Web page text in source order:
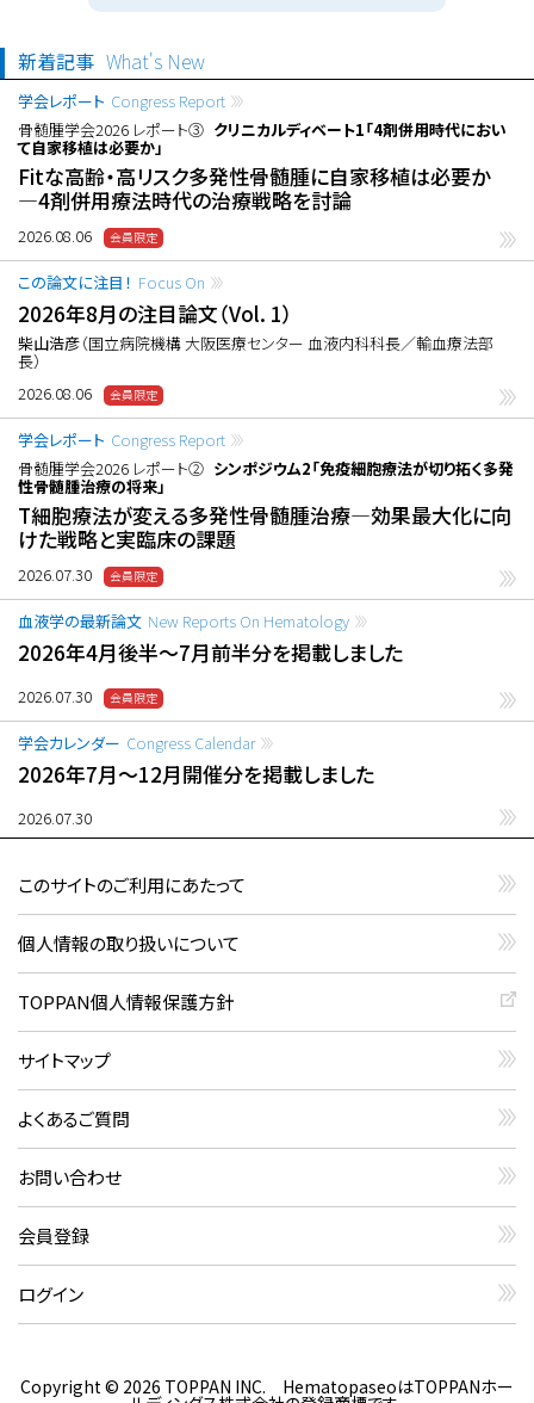
新着記事 What's New
学会レポート Congress Report
骨髄腫学会2026 レポート③ クリニカルディベート1「4剤併用時代におい
て自家移植は必要か」
Fitな高齢・高リスク多発性骨髄腫に自家移植は必要か
―4剤併用療法時代の治療戦略を討論
2026.08.06
この論文に注目！ Focus On
2026年8月の注目論文（Vol. 1）
柴山浩彦（国立病院機構 大阪医療センター 血液内科科長／輸血療法部
長）
2026.08.06
学会レポート Congress Report
骨髄腫学会2026 レポート② シンポジウム2「免疫細胞療法が切り拓く多発
性骨髄腫治療の将来」
T細胞療法が変える多発性骨髄腫治療―効果最大化に向
けた戦略と実臨床の課題
2026.07.30
血液学の最新論文 New Reports On Hematology
2026年4月後半〜7月前半分を掲載しました
2026.07.30
学会カレンダー Congress Calendar
2026年7月〜12月開催分を掲載しました
2026.07.30
このサイトのご利用にあたって
個人情報の取り扱いについて
TOPPAN個人情報保護方針
サイトマップ
よくあるご質問
お問い合わせ
会員登録
ログイン
Copyright © 2026 TOPPAN INC. HematopaseoはTOPPANホー